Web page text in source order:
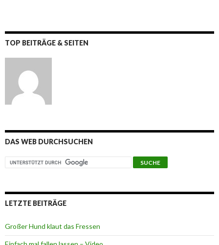
TOP BEITRÄGE & SEITEN
DAS WEB DURCHSUCHEN
LETZTE BEITRÄGE
Großer Hund klaut das Fressen